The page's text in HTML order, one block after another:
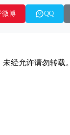
微博 QQ
经允许请勿转载。